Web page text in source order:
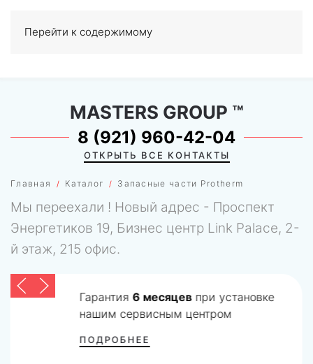
Перейти к содержимому
0
Главная Каталог Запасные части Protherm
MASTERS GROUP ™
8 (921) 960-42-04
ОТКРЫТЬ ВСЕ КОНТАКТЫ
Мы переехали ! Новый адрес - Проспект
Энергетиков 19, Бизнес центр Link Palace, 2-
й этаж, 215 офис.
Гарантия 6 месяцевпри установке
нашим сервисным центром
ПОДРОБНЕЕ